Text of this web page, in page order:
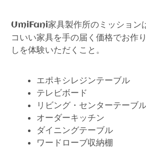
UmiFani家具製作所のミッション
コいい家具を手の届く価格でお作
しを体験いただくこと。
エポキシレジンテーブル
テレビボード
リビング・センターテーブ
オーダーキッチン
ダイニングテーブル
ワードローブ収納棚